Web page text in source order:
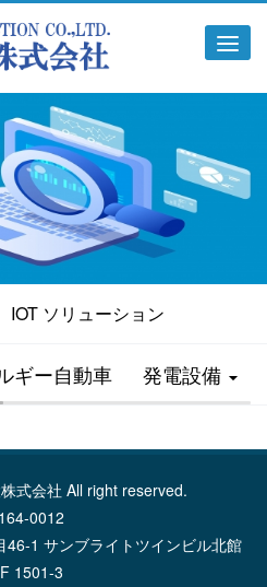
IOT ソリューション
ギー自動車 発電設備
式会社 All right reserved.
0012
1 サンブライトツインビル北館
1501-3